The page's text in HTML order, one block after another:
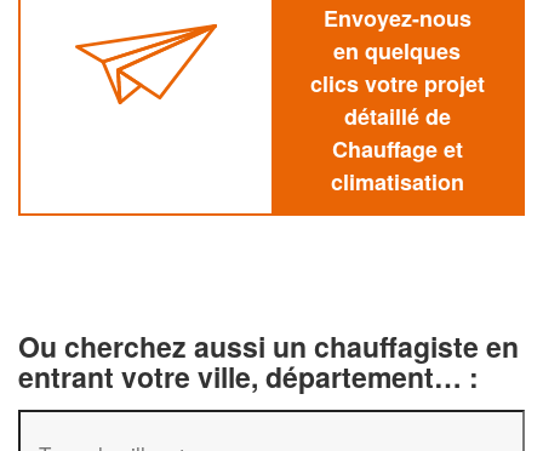
Envoyez-nous
en quelques
clics votre projet
détaillé de
Chauffage et
climatisation
Ou cherchez aussi un chauffagiste en
entrant votre ville, département… :